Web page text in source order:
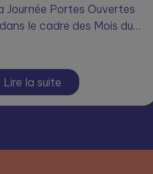
Journée Portes Ouvertes
le cadre des Mois du…
Lire la suite